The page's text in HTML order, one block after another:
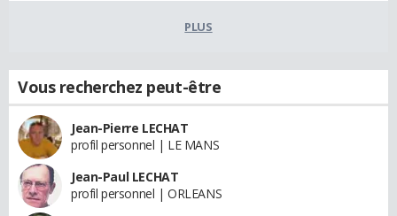
PLUS
Vous recherchez peut-être
Jean-Pierre LECHAT
profil personnel | LE MANS
Jean-Paul LECHAT
profil personnel | ORLEANS